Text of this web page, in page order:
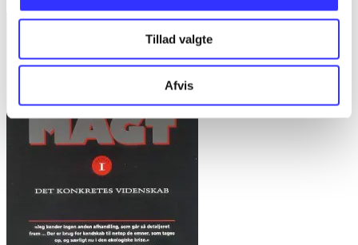
Tillad valgte
Afvis